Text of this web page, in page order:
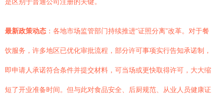
最新政策动态 ：各地市场监管部门持续推进“证照分离”改革。对于餐
饮服务，许多地区已优化审批流程，部分许可事项实行告知承诺制，
即申请人承诺符合条件并提交材料，可当场或更快取得许可，大大缩
短了开业准备时间。但与此对食品安全、后厨规范、从业人员健康证